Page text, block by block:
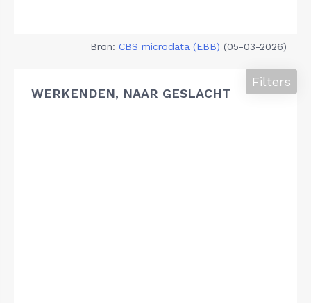
Bron: CBS microdata (EBB) (05-03-2026)
WERKENDEN, NAAR GESLACHT
Filters